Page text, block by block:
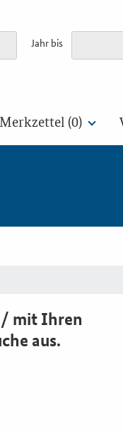
Jahr bis
Merkzettel (0)
/ mit Ihren
aus.